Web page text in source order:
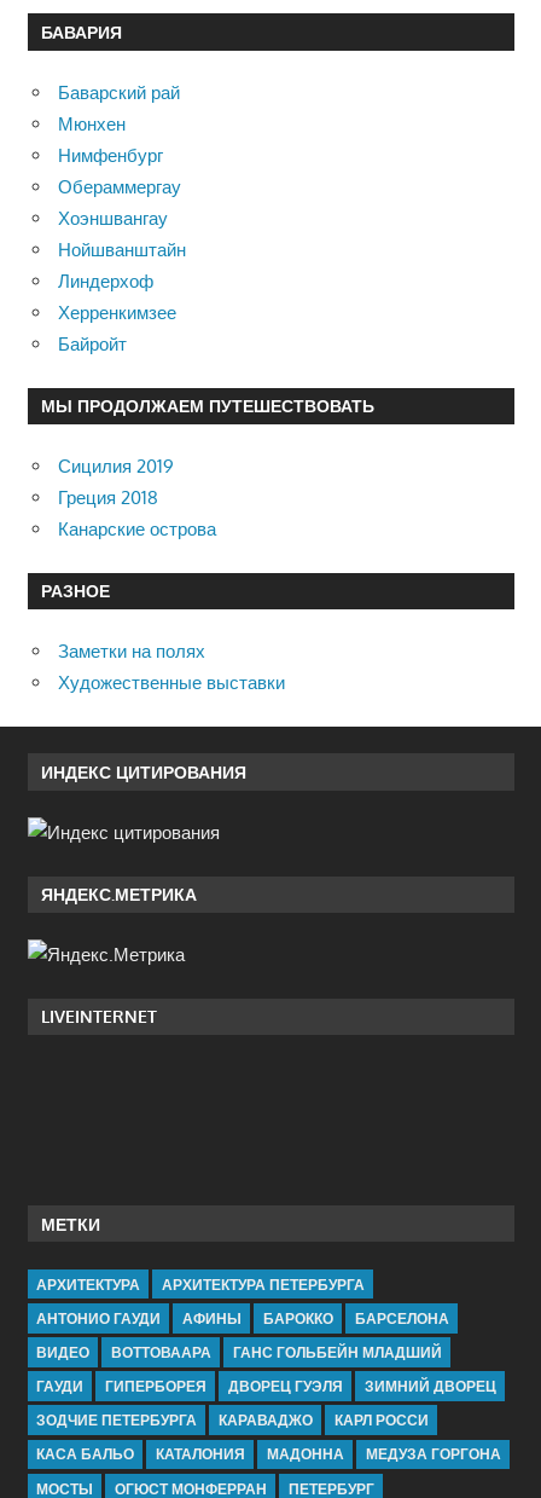
БАВАРИЯ
Баварский рай
Мюнхен
Нимфенбург
Обераммергау
Хоэншвангау
Нойшванштайн
Линдерхоф
Херренкимзее
Байройт
МЫ ПРОДОЛЖАЕМ ПУТЕШЕСТВОВАТЬ
Сицилия 2019
Греция 2018
Канарские острова
РАЗНОЕ
Заметки на полях
Художественные выставки
ИНДЕКС ЦИТИРОВАНИЯ
ЯНДЕКС.МЕТРИКА
LIVEINTERNET
МЕТКИ
АРХИТЕКТУРА
АРХИТЕКТУРА ПЕТЕРБУРГА
АНТОНИО ГАУДИ
АФИНЫ БАРОККО
БАРСЕЛОНА
ВИДЕО
ВОТТОВААРА
ГАНС ГОЛЬБЕЙН МЛАДШИЙ
ГАУДИ
ГИПЕРБОРЕЯ ДВОРЕЦ ГУЭЛЯ
ЗИМНИЙ ДВОРЕЦ
ЗОДЧИЕ ПЕТЕРБУРГА
КАРАВАДЖО
КАРЛ РОССИ
КАСА БАЛЬО
КАТАЛОНИЯ МАДОННА
МЕДУЗА ГОРГОНА
МОСТЫ
ОГЮСТ МОНФЕРРАН ПЕТЕРБУРГ